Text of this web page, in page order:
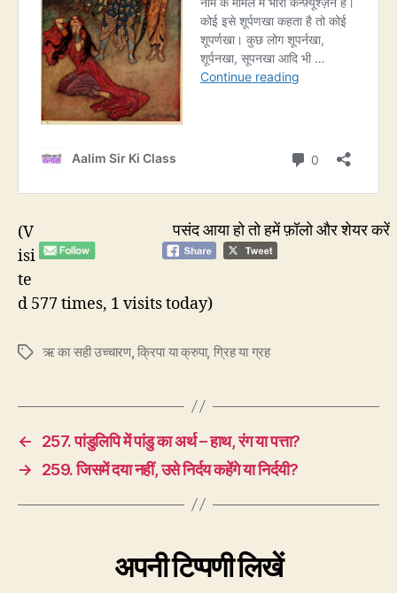
पसंद आया हो तो हमें फ़ॉलो और शेयर करें
(V
isi
te
d 577 times, 1 visits today)
Tagsऋ का सही उच्चारण,क्रिपा या क्रुपा, ग्रिह या ग्रह
←
257. पांडुलिपि में पांडु का अर्थ – हाथ, रंग या पत्ता?
→
259. जिसमें दया नहीं, उसे निर्दय कहेंगे या निर्दयी?
अपनी टिप्पणी लिखें